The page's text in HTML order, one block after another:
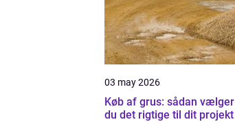
03 may 2026
Køb af grus: sådan vælger
du det rigtige til dit projekt